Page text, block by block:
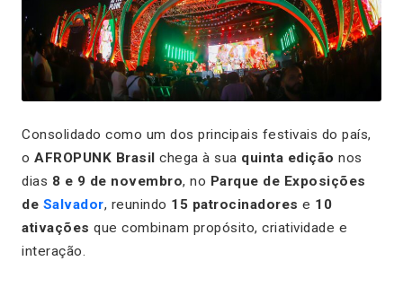
Consolidado como um dos principais festivais do país,
o AFROPUNK Brasil chega à sua quinta edição nos
dias 8 e 9 de novembro, no Parque de Exposições
de Salvador, reunindo 15 patrocinadores e 10
ativações que combinam propósito, criatividade e
interação.